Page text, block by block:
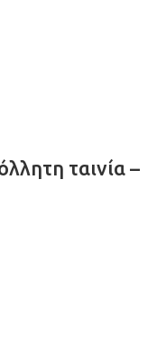
ταινία –